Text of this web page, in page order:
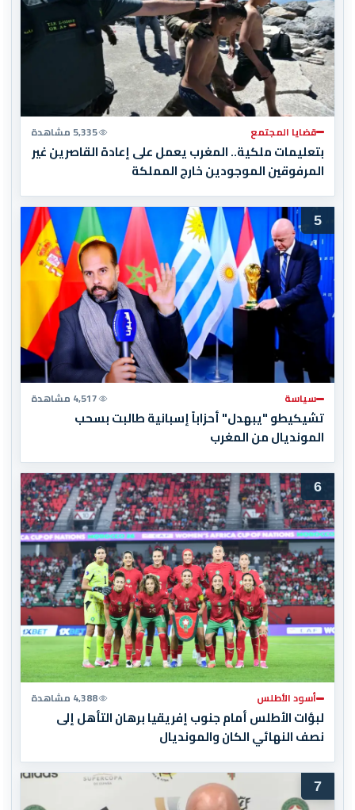
قضايا المجتمع 5,335 مشاهدة
بتعليمات ملكية.. المغرب يعمل على إعادة القاصرين غير
المرفوقين الموجودين خارج المملكة
5
سياسة 4,517 مشاهدة
تشيكيطو "يبهدل" أحزاباً إسبانية طالبت بسحب
المونديال من المغرب
6
أسود الأطلس 4,388 مشاهدة
لبؤات الأطلس أمام جنوب إفريقيا برهان التأهل إلى
نصف النهائي الكان والمونديال
7